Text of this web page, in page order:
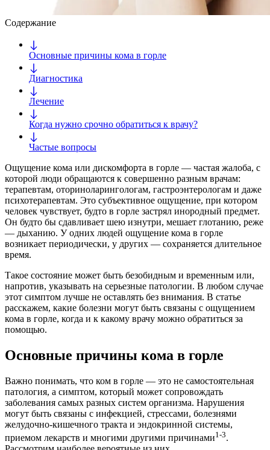
Содержание
Основные причины кома в горле
Диагностика
Лечение
Когда нужно срочно обратиться к врачу?
Частые вопросы
Ощущение кома или дискомфорта в горле — частая жалоба, с
которой люди обращаются к совершенно разным врачам:
терапевтам, оториноларингологам, гастроэнтерологам и даже
психотерапевтам. Это субъективное ощущение, при котором
человек чувствует, будто в горле застрял инородный предмет.
Он будто бы сдавливает шею изнутри, мешает глотанию, реже
— дыханию. У одних людей ощущение кома в горле
возникает периодически, у других — сохраняется длительное
время.
Такое состояние может быть безобидным и временным или,
напротив, указывать на серьезные патологии. В любом случае
этот симптом лучше не оставлять без внимания. В статье
расскажем, какие болезни могут быть связаны с ощущением
кома в горле, когда и к какому врачу можно обратиться за
помощью.
Основные причины кома в горле
Важно понимать, что ком в горле — это не самостоятельная
патология, а симптом, который может сопровождать
заболевания самых разных систем организма. Нарушения
могут быть связаны с инфекцией, стрессами, болезнями
желудочно-кишечного тракта и эндокринной системы,
приемом лекарств и многими другими причинами1-3.